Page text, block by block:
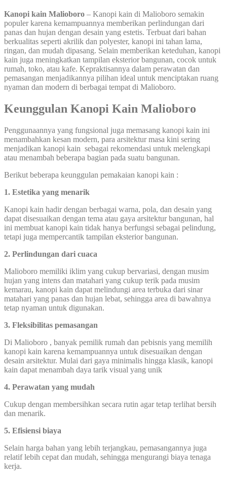
Kanopi kain Malioboro – Kanopi kain di Malioboro semakin
populer karena kemampuannya memberikan perlindungan dari
panas dan hujan dengan desain yang estetis. Terbuat dari bahan
berkualitas seperti akrilik dan polyester, kanopi ini tahan lama,
ringan, dan mudah dipasang. Selain memberikan keteduhan, kanopi
kain juga meningkatkan tampilan eksterior bangunan, cocok untuk
rumah, toko, atau kafe. Kepraktisannya dalam perawatan dan
pemasangan menjadikannya pilihan ideal untuk menciptakan ruang
nyaman dan modern di berbagai tempat di Malioboro.
Keunggulan Kanopi Kain Malioboro
Penggunaannya yang fungsional juga memasang kanopi kain ini
menambahkan kesan modern, para arsitektur masa kini sering
menjadikan kanopi kain sebagai rekomendasi untuk melengkapi
atau menambah beberapa bagian pada suatu bangunan.
Berikut beberapa keunggulan pemakaian kanopi kain :
1. Estetika yang menarik
Kanopi kain hadir dengan berbagai warna, pola, dan desain yang
dapat disesuaikan dengan tema atau gaya arsitektur bangunan, hal
ini membuat kanopi kain tidak hanya berfungsi sebagai pelindung,
tetapi juga mempercantik tampilan eksterior bangunan.
2. Perlindungan dari cuaca
Malioboro memiliki iklim yang cukup bervariasi, dengan musim
hujan yang intens dan matahari yang cukup terik pada musim
kemarau, kanopi kain dapat melindungi area terbuka dari sinar
matahari yang panas dan hujan lebat, sehingga area di bawahnya
tetap nyaman untuk digunakan.
3. Fleksibilitas pemasangan
Di Malioboro , banyak pemilik rumah dan pebisnis yang memilih
kanopi kain karena kemampuannya untuk disesuaikan dengan
desain arsitektur. Mulai dari gaya minimalis hingga klasik, kanopi
kain dapat menambah daya tarik visual yang unik
4. Perawatan yang mudah
Cukup dengan membersihkan secara rutin agar tetap terlihat bersih
dan menarik.
5. Efisiensi biaya
Selain harga bahan yang lebih terjangkau, pemasangannya juga
relatif lebih cepat dan mudah, sehingga mengurangi biaya tenaga
kerja.